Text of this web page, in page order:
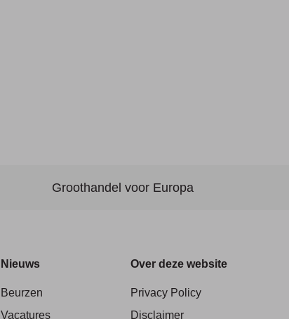
Groothandel voor Europa
Nieuws
Beurzen
Vacatures
Over deze website
Privacy Policy
Disclaimer